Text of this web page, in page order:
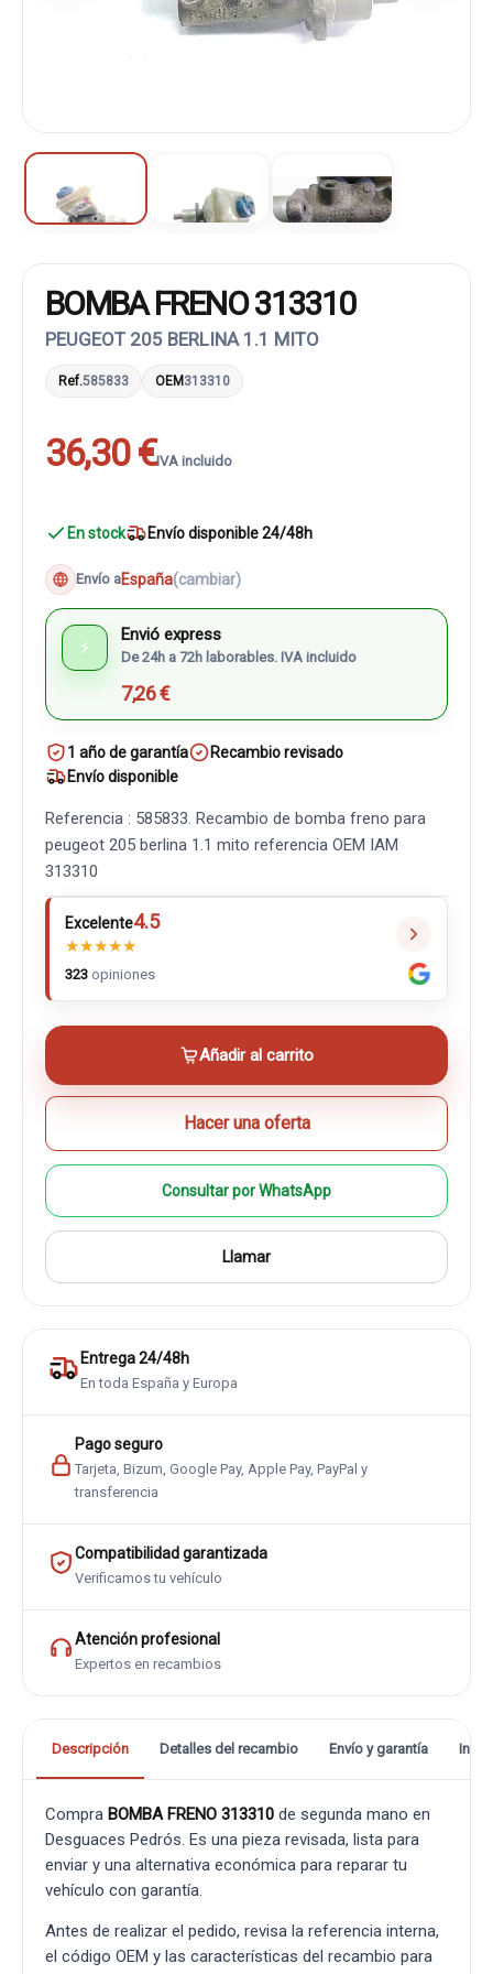
BOMBA FRENO 313310
PEUGEOT 205 BERLINA 1.1 MITO
Ref.585833 OEM313310
36,30 €IVA incluido
En stock Envío disponible 24/48h
Envío aEspaña(cambiar)
⚡
Envió express
De 24h a 72h laborables. IVA incluido
7,26 €
1 año de garantía
Recambio revisado
Envío disponible
Referencia : 585833. Recambio de bomba freno para
peugeot 205 berlina 1.1 mito referencia OEM IAM
313310
Excelente4.5
★★★★★
323 opiniones
Añadir al carrito
Hacer una oferta
Consultar por WhatsApp
Llamar
Entrega 24/48h
En toda España y Europa
Pago seguro
Tarjeta, Bizum, Google Pay, Apple Pay, PayPal y
transferencia
Compatibilidad garantizada
Verificamos tu vehículo
Atención profesional
Expertos en recambios
Descripción Detalles del recambio Envío y garantía
Compra BOMBA FRENO 313310 de segunda mano en
Desguaces Pedrós. Es una pieza revisada, lista para
enviar y una alternativa económica para reparar tu
vehículo con garantía.
Antes de realizar el pedido, revisa la referencia interna,
el código OEM y las características del recambio para